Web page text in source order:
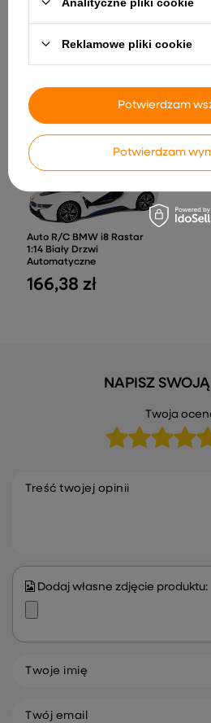
BC Otwierane Drzwi 1:14
145,34 zł
Auto R/C BMW i8 Rastar
1:14 Biały Drzwi
Automatyczne
166,38 zł
NAPISZ
Twoja
Treść twojej opinii
Dodaj własne zdjęcie produktu:
Twoje imię
Twój email
Reklamowe pliki cookie
Potwierdzam
Potwierdzam